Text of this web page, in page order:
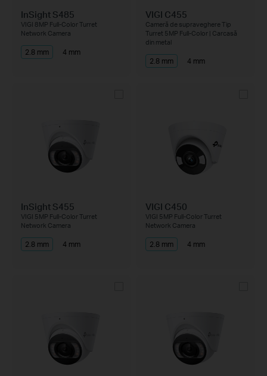
InSight S485
VIGI 8MP Full-Color Turret
Network Camera
2.8 mm 4 mm
VIGI C455
Cameră de supraveghere Tip
Turret 5MP Full-Color | Carcasă
din metal
2.8 mm 4 mm
InSight S455
VIGI 5MP Full-Color Turret
Network Camera
2.8 mm 4 mm
VIGI C450
VIGI 5MP Full-Color Turret
Network Camera
2.8 mm 4 mm